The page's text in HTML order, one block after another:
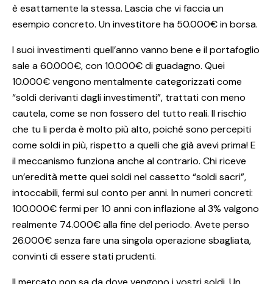
è esattamente la stessa. Lascia che vi faccia un
esempio concreto. Un investitore ha 50.000€ in borsa.
I suoi investimenti quell’anno vanno bene e il portafoglio
sale a 60.000€, con 10.000€ di guadagno. Quei
10.000€ vengono mentalmente categorizzati come
“soldi derivanti dagli investimenti”, trattati con meno
cautela, come se non fossero del tutto reali. Il rischio
che tu li perda è molto più alto, poiché sono percepiti
come soldi in più, rispetto a quelli che già avevi prima! E
il meccanismo funziona anche al contrario. Chi riceve
un’eredità mette quei soldi nel cassetto “soldi sacri”,
intoccabili, fermi sul conto per anni. In numeri concreti:
100.000€ fermi per 10 anni con inflazione al 3% valgono
realmente 74.000€ alla fine del periodo. Avete perso
26.000€ senza fare una singola operazione sbagliata,
convinti di essere stati prudenti.